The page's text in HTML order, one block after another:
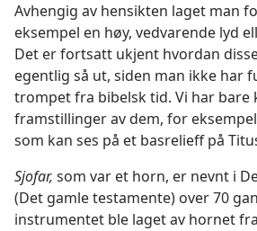
Avhengig av hensikten laget man
eksempel en høy, vedvarende lyd
Det er fortsatt ukjent hvordan
egentlig så ut, siden man ikke har
trompet fra bibelsk tid. Vi har bare
framstillinger av dem, for
som kan ses på et basrelieff på
Sjofar, som var et horn, er nevnt i
(Det gamle testamente) over 70
instrumentet ble laget av hornet